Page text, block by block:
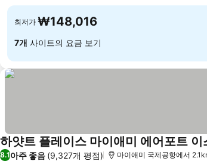
최저가 ₩148,016
7개 사이트의 요금 보기
하얏트 플레이스 마이애미 에어포트 이
8.1아주 좋음 (9,327개 평점) 마이애미 국제공항에서